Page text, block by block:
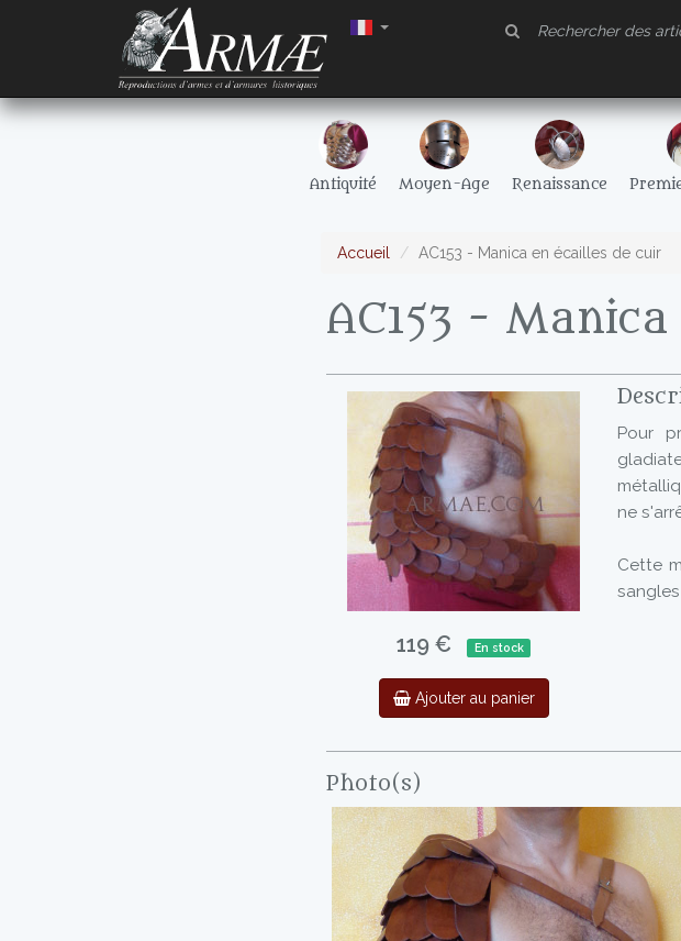
Antiquité Moyen-Age Renaissance
Accueil AC153 - Manica en écailles de cuir
AC153 -
119 € En stock
Ajouter au panier
Pour
ne
Cette
Photo(s)